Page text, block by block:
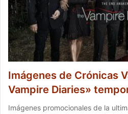
Imágenes de Crónicas
Vampire Diaries»
Imágenes promocionales de la